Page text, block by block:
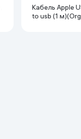
Кабель Apple
to usb (1